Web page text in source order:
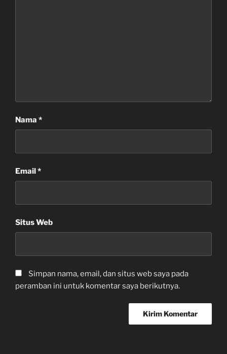
Nama *
Email*
Situs Web
Simpan nama, email, dan situs web saya pada
peramban ini untuk komentar saya berikutnya.